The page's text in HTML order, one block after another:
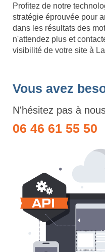
Profitez de notre
stratégie éprouvée pour
dans les résultats des
n'attendez plus et
visibilité de votre site à
Vous avez
N'hésitez pas à
06 46 61 55 50